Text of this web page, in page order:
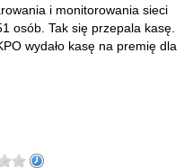
i monitorowania sieci
osób. Tak się przepala kasę.
wydało kasę na premię dla